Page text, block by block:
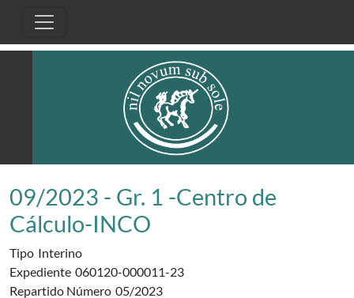
09/2023 - Gr. 1 -Centro de
Cálculo-INCO
Tipo Interino
Expediente 060120-000011-23
Repartido Número 05/2023